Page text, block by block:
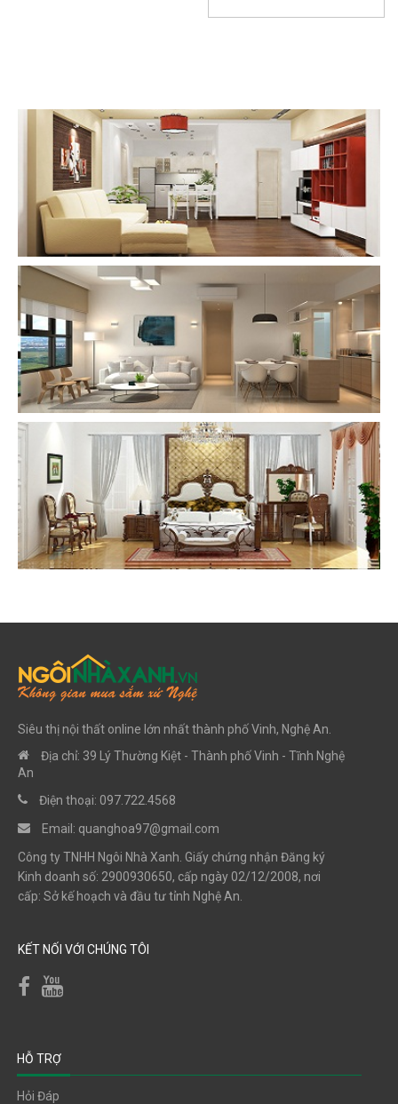
Siêu thị nội thất online lớn nhất thành phố Vinh, Nghệ An.
Địa chỉ: 39 Lý Thường Kiệt - Thành phố Vinh - Tĩnh Nghệ
An
Điện thoại: 097.722.4568
Email: quanghoa97@gmail.com
Công ty TNHH Ngôi Nhà Xanh. Giấy chứng nhận Đăng ký
Kinh doanh số: 2900930650, cấp ngày 02/12/2008, nơi
cấp: Sở kế hoạch và đầu tư tỉnh Nghệ An.
KẾT NỐI VỚI CHÚNG TÔI
HỖ TRỢ
Hỏi Đáp